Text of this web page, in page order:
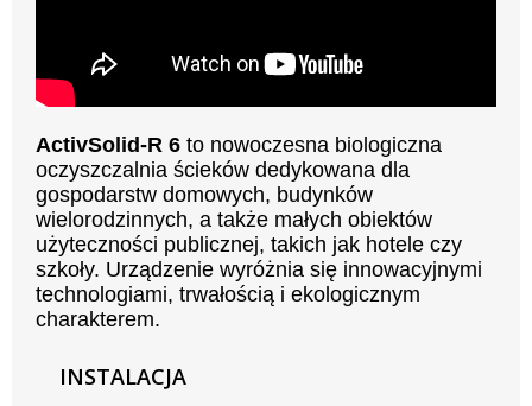
ActivSolid-R 6 to nowoczesna biologiczna
oczyszczalnia ścieków dedykowana dla
gospodarstw domowych, budynków
wielorodzinnych, a także małych obiektów
użyteczności publicznej, takich jak hotele czy
szkoły. Urządzenie wyróżnia się innowacyjnymi
technologiami, trwałością i ekologicznym
charakterem.
INSTALACJA